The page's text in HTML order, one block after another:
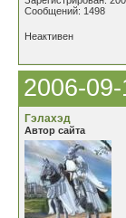
Сообщений: 1498
Неактивен
2006-
Гэлахэд
Автор сайта